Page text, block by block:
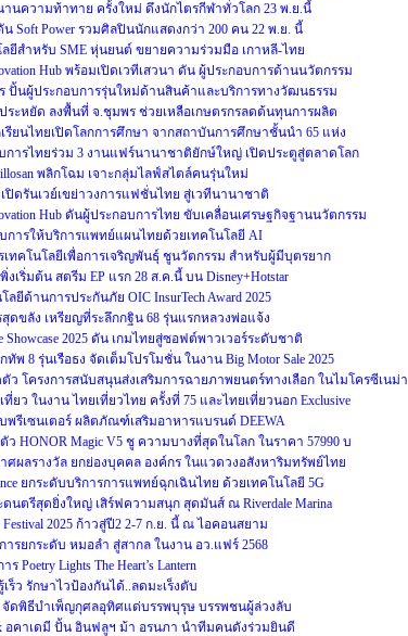
านความท้าทาย ครั้งใหม่ ดึงนักไตรกีฬาทั่วโลก 23 พ.ย.นี้
น Soft Power รวมศิลปินนักแสดงกว่า 200 คน 22 พ.ย. นี้
ยีสำหรับ SME หุ่นยนต์ ขยายความร่วมมือ เกาหลี-ไทย
Hub พร้อมเปิดเวทีเสวนา ดัน ผู้ประกอบการด้านนวัตกรรม
ปั้นผู้ประกอบการรุ่นใหม่ด้านสินค้าและบริการทางวัฒนธรรม
ระหยัด ลงพื้นที่ จ.ชุมพร ช่วยเหลือเกษตรกรลดต้นทุนการผลิต
กเรียนไทยเปิดโลกการศึกษา จากสถาบันการศึกษาชั้นนำ 65 แห่ง
การไทยร่วม 3 งานแฟร์นานาชาติยักษ์ใหญ่ เปิดประตูสู่ตลาดโลก
พลิกโฉม เจาะกลุ่มไลฟ์สไตล์คนรุ่นใหม่
เปิดรันเวย์เขย่าวงการแฟชั่นไทย สู่เวทีนานาชาติ
Hub ดันผู้ประกอบการไทย ขับเคลื่อนเศรษฐกิจฐานนวัตกรรม
บการให้บริการแพทย์แผนไทยด้วยเทคโนโลยี AI
ทคโนโลยีเพื่อการเจริญพันธุ์ ชูนวัตกรรม สำหรับผู้มีบุตรยาก
ริ่มต้น สตรีม EP แรก 28 ส.ค.นี้ บน Disney+Hotstar
ด้านการประกันภัย OIC InsurTech Award 2025
ดขลัง เหรียญที่ระลึกกฐิน 68 รุ่นแรกหลวงพ่อแจ้ง
Showcase 2025 ดัน เกมไทยสู่ซอฟต์พาวเวอร์ระดับชาติ
พ 8 รุ่นเรือธง จัดเต็มโปรโมชั่น ในงาน Big Motor Sale 2025
โครงการสนับสนุนส่งเสริมการฉายภาพยนตร์ทางเลือก ในไมโครซีเนม่า
ยว ในงาน ไทยเที่ยวไทย ครั้งที่ 75 และไทยเที่ยวนอก Exclusive
พรีเซนเตอร์ ผลิตภัณฑ์เสริมอาหารแบรนด์ DEEWA
HONOR Magic V5 ชู ความบางที่สุดในโลก ในราคา 57990 บ
กาศผลรางวัล ยกย่องบุคคล องค์กร ในแวดวงอสังหาริมทรัพย์ไทย
ยกระดับบริการการแพทย์ฉุกเฉินไทย ด้วยเทคโนโลยี 5G
ดนตรีสุดยิ่งใหญ่ เสิร์ฟความสนุก สุดมันส์ ณ Riverdale Marina
Festival 2025 ก้าวสู่ปี2 2-7 ก.ย. นี้ ณ ไอคอนสยาม
ารยกระดับ หมอลำ สู่สากล ในงาน อว.แฟร์ 2568
Poetry Lights The Heart’s Lantern
ร็ว รักษาไวป้องกันได้..ลดมะเร็งตับ
ดพิธีบำเพ็ญกุศลอุทิศแด่บรรพบุรุษ บรรพชนผู้ล่วงลับ
อคาเดมี ปั้น อินฟลูฯ ม้า อรนภา นำทีมคนดังร่วมยินดี